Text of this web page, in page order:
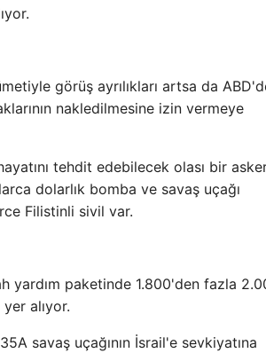
görüş ayrılıkları artsa da
nakledilmesine izin vermeye
tehdit edebilecek olası bir
dolarlık bomba ve savaş uçağı
Filistinli sivil var.
yardım paketinde 1.800'den fazla
alıyor.
savaş uçağının İsrail'e sevkiyatına